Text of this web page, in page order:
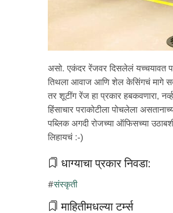
असो. एकंदर रेंजवर दिसलेलं यच्चयावत
तिथला आवाज आणि शेल केसिंगचं मागे
तर शूटींग रेंज हा प्रकार हबकवणारा,
हिंसाचार पराकोटीला पोचलेला
पब्लिक अगदी रोजच्या ऑफिसच्या
लिहायचं :-)
धाग्याचा प्रकार निवडा:
संस्कृती
माहितीमधल्या टर्म्स